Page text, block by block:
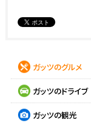
ガッツのグルメ
ガッツのドライブ
ガッツの観光